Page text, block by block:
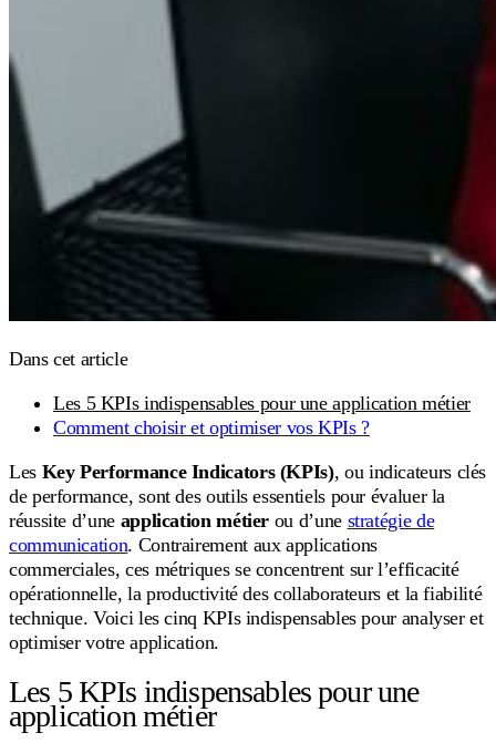
Dans cet article
Les 5 KPIs indispensables pour une application métier
Comment choisir et optimiser vos KPIs ?
Les Key Performance Indicators (KPIs), ou indicateurs clés
de performance, sont des outils essentiels pour évaluer la
réussite d’une application métier ou d’une stratégie de
communication. Contrairement aux applications
commerciales, ces métriques se concentrent sur l’efficacité
opérationnelle, la productivité des collaborateurs et la fiabilité
technique. Voici les cinq KPIs indispensables pour analyser et
optimiser votre application.
Les 5 KPIs indispensables pour une
application métier